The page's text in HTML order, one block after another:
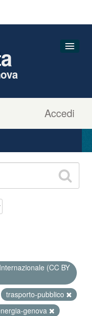
Accedi
(CC BY
trasporto-pubblico
genova